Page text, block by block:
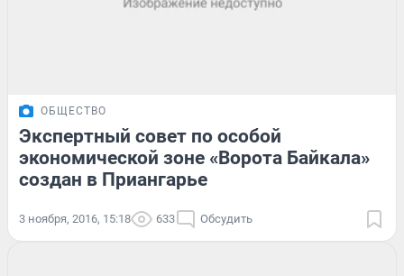
ОБЩЕСТВО
Экспертный совет по особой
экономической зоне «Ворота Байкала»
создан в Приангарье
3 ноября, 2016, 15:18 633 Обсудить